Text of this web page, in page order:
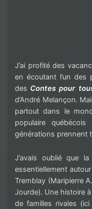
J’ai profité des
en écoutant l’un des
des Contes pour
d’André Melançon.
partout dans le
populaire
générations prennent
J’avais oublié que
essentiellement
Tremblay (Maripierre
Jourde). Une histoire
de familles rivales